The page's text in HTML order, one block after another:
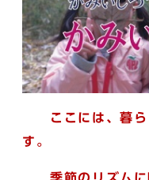
ここには、暮ら
す。